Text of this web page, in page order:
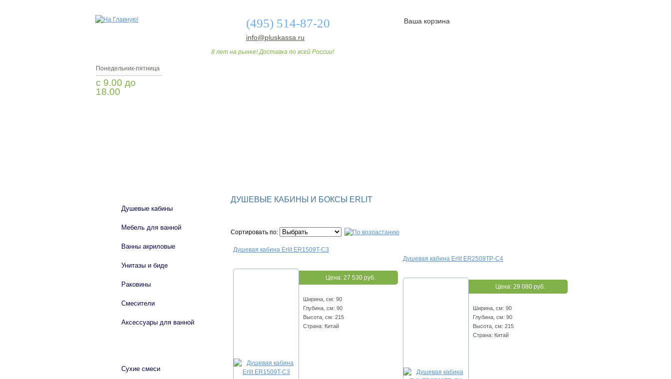
(495) 514-87-20
info@pluskassa.ru
8 лет на рынке! Доставка по всей России!
Ваша корзина
Понедельник-пятница
с 9.00 до
18.00
ДУШЕВЫЕ КАБИНЫ И БОКСЫ ERLIT
Сортировать по:
Душевая кабина Erlit ER1509T-C3
Цена: 27 530 руб.
Ширина, см: 90
Глубина, см: 90
Высота, см: 215
Страна: Китай
Душевая кабина Erlit ER2509TP-C4
Цена: 29 080 руб.
Ширина, см: 90
Глубина, см: 90
Высота, см: 215
Страна: Китай
Душевые кабины
Мебель для ванной
Ванны акриловые
Унитазы и биде
Раковины
Смесители
Аксессуары для ванной
Сухие смеси